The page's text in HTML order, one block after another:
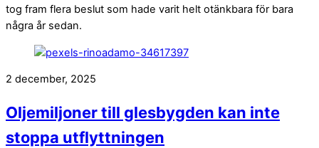
tog fram flera beslut som hade varit helt otänkbara för bara
några år sedan.
2 december, 2025
Oljemiljoner till glesbygden kan inte
stoppa utflyttningen